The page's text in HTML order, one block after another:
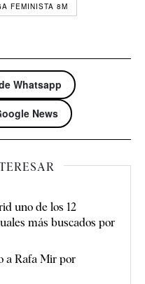
FEMINISTA 8M
Whatsapp
News
uno de los 12
más buscados por
a Rafa Mir por